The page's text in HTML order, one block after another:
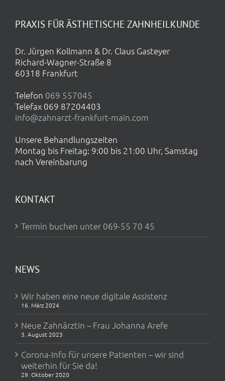
PRAXIS FÜR ÄSTHETISCHE ZAHNHEILKUNDE
Dr. Jürgen Kollmann & Dr. Claus Gasteyer
Richard-Wagner-Straße 8
60318 Frankfurt
Telefon 069 557045
Telefax 069 87204403
info@zahnarzt-frankfurt-main.com
Unsere Behandlungszeiten
Montag bis Freitag: 9:00 bis 21:00 Uhr, Samstag
nach Vereinbarung
KONTAKT
Termin buchen unter 069-55 70 45
NEWS
Wir haben eine neue digitale Assistenz
16. März 2024
Neue Zahnärztin – Frau Johanna Arefe
3. August 2023
Corona-Info für unsere Patienten – wir sind
weiterhin für Sie da!
29. Oktober 2020